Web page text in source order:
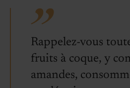
Rappelez-vous
fruits à coque, y
amandes,